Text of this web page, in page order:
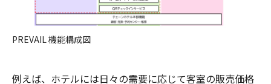
PREVAIL 機能構成図
例えば、ホテルには日々の需要に応じて客室の販売価格